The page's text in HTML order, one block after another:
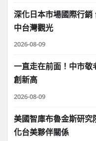
深化日本市場國際行
中台灣觀光
2026-08-09
一直走在前面！中市
創新高
2026-08-09
美國智庫布魯金斯研
化台美夥伴關係